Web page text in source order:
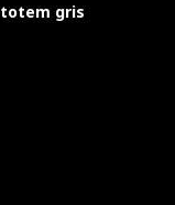
infinito 2.0 river jade